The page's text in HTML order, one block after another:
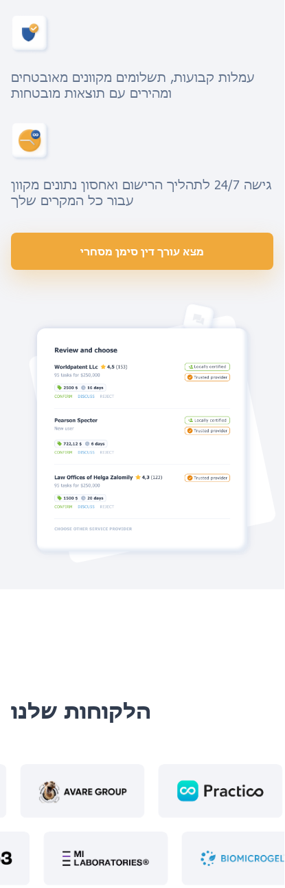
עמלות קבועות, תשלומים מקוונים מאובטחים
ומהירים עם תוצאות מובטחות
גישה 24/7 לתהליך הרישום ואחסון נתונים מקוון
עבור כל המקרים שלך
מצא עורך דין סימן מסחרי
הלקוחות שלנו